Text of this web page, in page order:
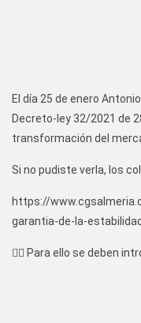
El día 25 de enero
Decreto-ley 32/2021 de
transformación del
Si no pudiste verla, los
https://
garantia-de-la-
👉🏼 Para ello se deben